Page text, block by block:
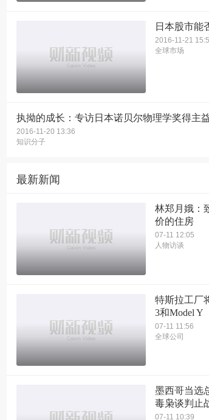
日本股市能
2016-11-21
全球市场
执拗的成长：专访日本诺贝尔物理学奖得主
2016-11-20 13:36
知识分子
最新新闻
林郑月娥：
价的住房
07-11 12:05
人物访谈
特斯拉工厂
3和Model Y
07-11 11:56
全球公司
墨西哥当选
毒枭谈判止
07-11 10:39